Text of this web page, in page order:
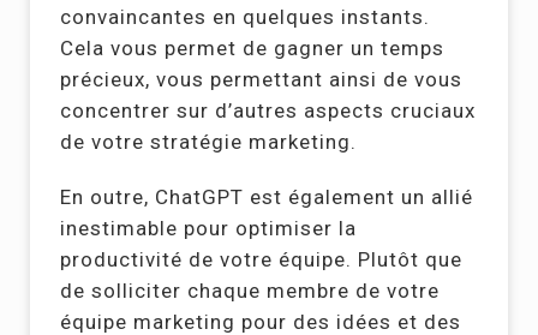
convaincantes en quelques instants.
Cela vous permet de gagner un temps
précieux, vous permettant ainsi de vous
concentrer sur d’autres aspects cruciaux
de votre stratégie marketing.
En outre, ChatGPT est également un allié
inestimable pour optimiser la
productivité de votre équipe. Plutôt que
de solliciter chaque membre de votre
équipe marketing pour des idées et des